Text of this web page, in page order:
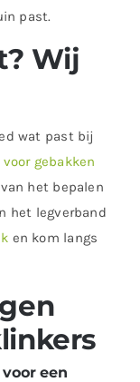
past.
Wij
wat past bij
voor gebakken
het bepalen
het legverband
en kom langs
een